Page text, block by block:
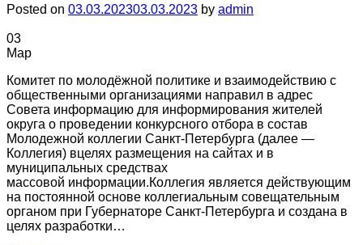
Posted on 03.03.202303.03.2023 by admin
03
Мар
Комитет по молодёжной политике и взаимодействию с
общественными организациями направил в адрес
Совета информацию для информирования жителей
округа о проведении конкурсного отбора в состав
Молодежной коллегии Санкт-Петербурга (далее —
Коллегия) вцелях размещения на сайтах и в
муниципальных средствах
массовой информации.Коллегия является действующим
на постоянной основе коллегиальным совещательным
органом при Губернаторе Санкт-Петербурга и создана в
целях разработки…